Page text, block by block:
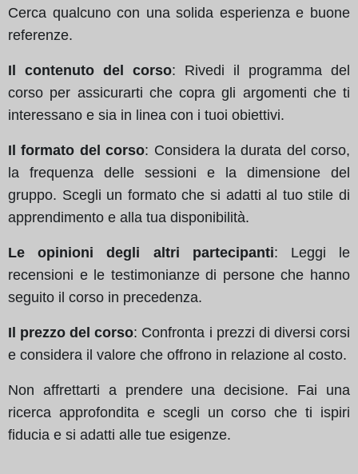
Cerca qualcuno con una solida esperienza e buone
referenze.
Il contenuto del corso: Rivedi il programma del
corso per assicurarti che copra gli argomenti che ti
interessano e sia in linea con i tuoi obiettivi.
Il formato del corso: Considera la durata del corso,
la frequenza delle sessioni e la dimensione del
gruppo. Scegli un formato che si adatti al tuo stile di
apprendimento e alla tua disponibilità.
Le opinioni degli altri partecipanti: Leggi le
recensioni e le testimonianze di persone che hanno
seguito il corso in precedenza.
Il prezzo del corso: Confronta i prezzi di diversi corsi
e considera il valore che offrono in relazione al costo.
Non affrettarti a prendere una decisione. Fai una
ricerca approfondita e scegli un corso che ti ispiri
fiducia e si adatti alle tue esigenze.